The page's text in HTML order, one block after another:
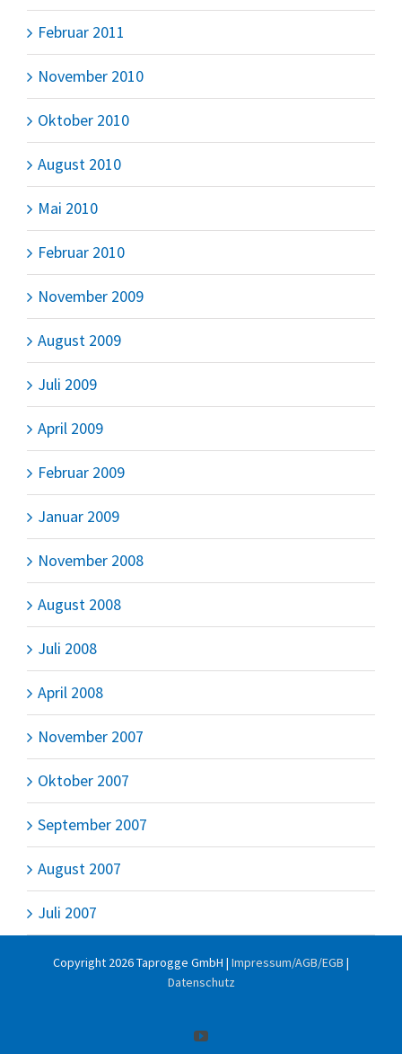
Februar 2011
November 2010
Oktober 2010
August 2010
Mai 2010
Februar 2010
November 2009
August 2009
Juli 2009
April 2009
Februar 2009
Januar 2009
November 2008
August 2008
Juli 2008
April 2008
November 2007
Oktober 2007
September 2007
August 2007
Juli 2007
Copyright 2026 Taprogge GmbH | Impressum/AGB/EGB |
Datenschutz
YouTube